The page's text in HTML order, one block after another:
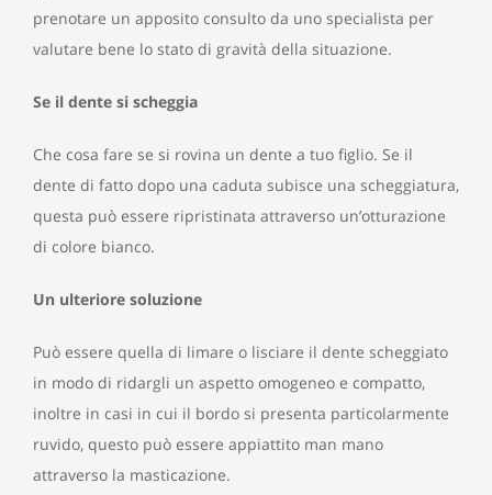
prenotare un apposito consulto da uno specialista per
valutare bene lo stato di gravità della situazione.
Se il dente si scheggia
Che cosa fare se si rovina un dente a tuo figlio. Se il
dente di fatto dopo una caduta subisce una scheggiatura,
questa può essere ripristinata attraverso un’otturazione
di colore bianco.
Un ulteriore soluzione
Può essere quella di limare o lisciare il dente scheggiato
in modo di ridargli un aspetto omogeneo e compatto,
inoltre in casi in cui il bordo si presenta particolarmente
ruvido, questo può essere appiattito man mano
attraverso la masticazione.